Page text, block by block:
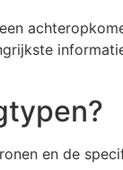
en de